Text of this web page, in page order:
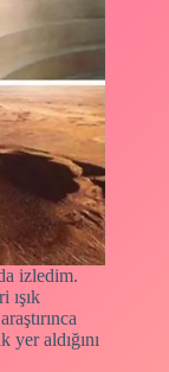
izledim.
ışık
yer aldığını